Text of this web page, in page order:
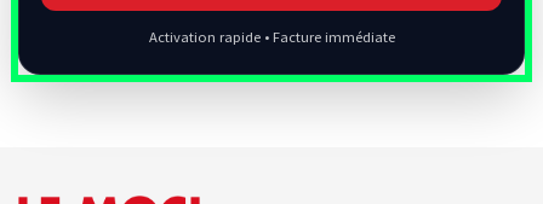
Activation rapide • Facture immédiate